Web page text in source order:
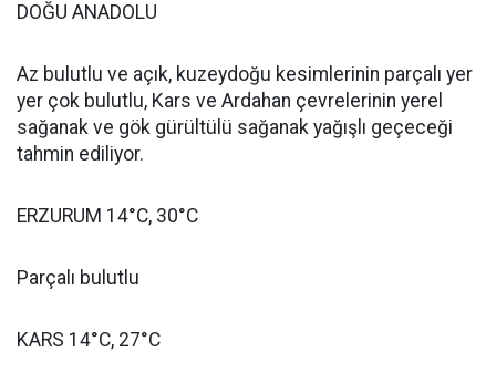
DOĞU ANADOLU
Az bulutlu ve açık, kuzeydoğu kesimlerinin parçalı yer
yer çok bulutlu, Kars ve Ardahan çevrelerinin yerel
sağanak ve gök gürültülü sağanak yağışlı geçeceği
tahmin ediliyor.
ERZURUM 14°C, 30°C
Parçalı bulutlu
KARS 14°C, 27°C